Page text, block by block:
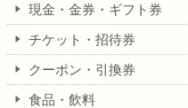
現金・金券・ギフト券
チケット・招待券
クーポン・引換券
食品・飲料